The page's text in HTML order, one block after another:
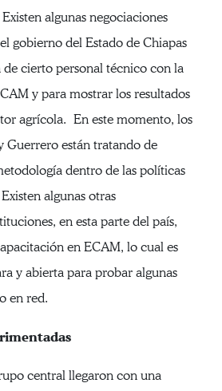
algunas negociaciones
gobierno del Estado de Chiapas
cierto personal técnico con la
y para mostrar los resultados
agrícola. En este momento, los
Guerrero están tratando de
dentro de las políticas
algunas otras
en esta parte del país,
en ECAM, lo cual es
y abierta para probar algunas
en red.
central llegaron con una